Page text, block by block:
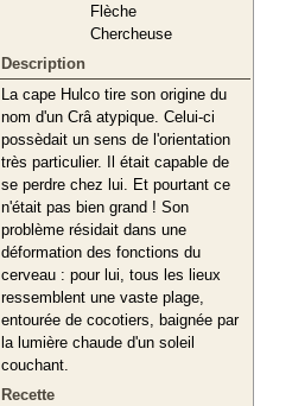
Flèche
Chercheuse
Description
La cape Hulco tire son origine du
nom d'un Crâ atypique. Celui-ci
possèdait un sens de l'orientation
très particulier. Il était capable de
se perdre chez lui. Et pourtant ce
n'était pas bien grand ! Son
problème résidait dans une
déformation des fonctions du
cerveau : pour lui, tous les lieux
ressemblent une vaste plage,
entourée de cocotiers, baignée par
la lumière chaude d'un soleil
couchant.
Recette